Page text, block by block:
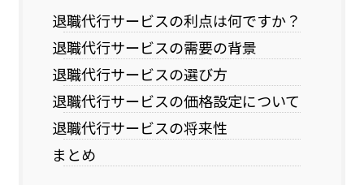
退職代行サービスの利点は何ですか？
退職代行サービスの需要の背景
退職代行サービスの選び方
退職代行サービスの価格設定について
退職代行サービスの将来性
まとめ